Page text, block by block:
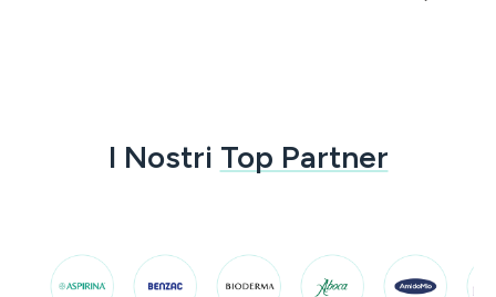
I Nostri Top Partner